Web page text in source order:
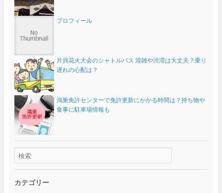
プロフィール
片貝花火大会のシャトルバス 混雑や渋滞は大丈夫？乗り
遅れの心配は？
鴻巣免許センターで免許更新にかかる時間は？持ち物や
食事に駐車場情報も
カテゴリー